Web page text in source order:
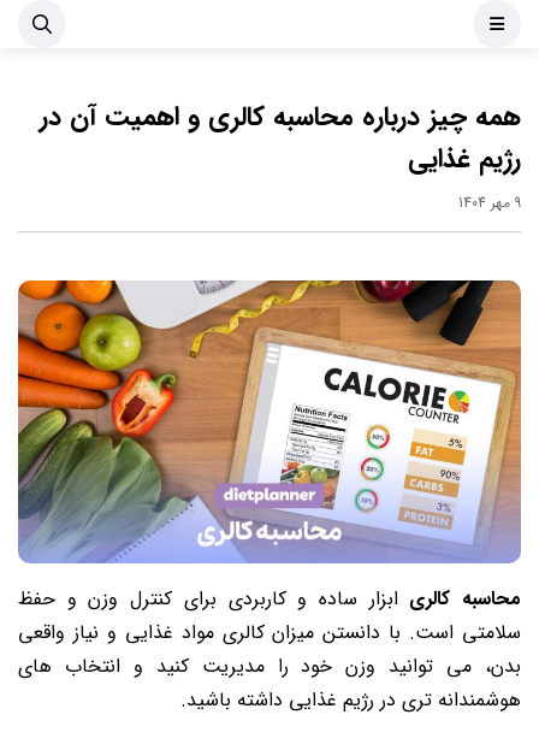
همه چیز درباره محاسبه کالری و اهمیت آن در
رژیم غذایی
9 مهر 1404
محاسبه کالری ابزار ساده و کاربردی برای کنترل وزن و حفظ
سلامتی است. با دانستن میزان کالری مواد غذایی و نیاز واقعی
بدن، می توانید وزن خود را مدیریت کنید و انتخاب های
هوشمندانه تری در رژیم غذایی داشته باشید.